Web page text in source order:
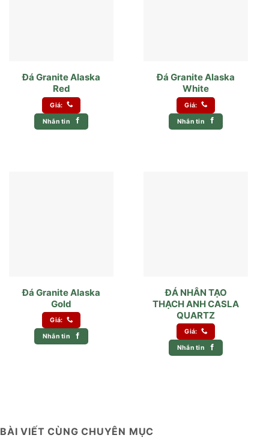
Đá Granite Alaska
Red
Giá:
Nhắn tin
Đá Granite Alaska
White
Giá:
Nhắn tin
Đá Granite Alaska
Gold
Giá:
Nhắn tin
ĐÁ NHÂN TẠO
THẠCH ANH CASLA
QUARTZ
Giá:
Nhắn tin
BÀI VIẾT CÙNG CHUYÊN MỤC